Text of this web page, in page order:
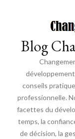
Blog
conseils
professionnelle.
facettes du
temps, la
de décision, la